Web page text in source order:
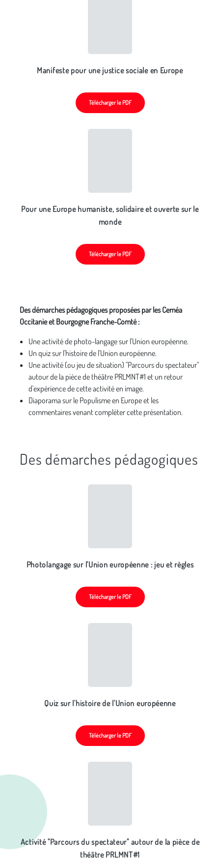
Manifeste pour une justice sociale en Europe
Télécharger le PDF
Pour une Europe humaniste, solidaire et ouverte sur le
monde
Télécharger le PDF
Des démarches pédagogiques proposées par les Ceméa
Occitanie et Bourgogne Franche-Comté :
Une activité de photo-langage sur l'Union européenne.
Un quiz sur l'histoire de l'Union européenne.
Une activité (ou jeu de situation) "Parcours du spectateur"
autour de la pièce de théâtre PRLMNT#1 et un retour
d'expérience de cette activité en image.
Diaporama sur le Populisme en Europe et les
commentaires venant compléter cette présentation.
Des démarches pédagogiques
Photolangage sur l'Union européenne : jeu et règles
Télécharger le PDF
Quiz sur l'histoire de l'Union européenne
Télécharger le PDF
Activité "Parcours du spectateur" autour de la pièce de
théâtre PRLMNT#1